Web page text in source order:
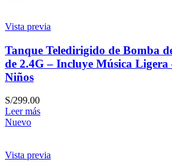
Vista previa
Tanque Teledirigido de Bomba
de 2.4G – Incluye Música
Niños
S/299.00
Leer más
Nuevo
Vista previa